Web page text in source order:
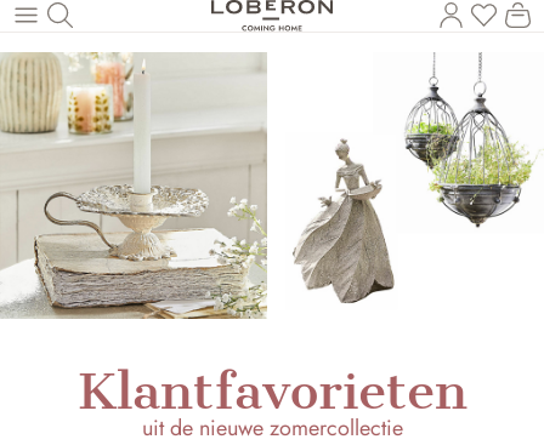
Naar de hoofdinhoud
U
Klantfavorieten
uit de nieuwe zomercollectie